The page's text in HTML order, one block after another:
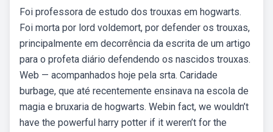
Foi professora de estudo dos trouxas em hogwarts.
Foi morta por lord voldemort, por defender os trouxas,
principalmente em decorrência da escrita de um artigo
para o profeta diário defendendo os nascidos trouxas.
Web — acompanhados hoje pela srta. Caridade
burbage, que até recentemente ensinava na escola de
magia e bruxaria de hogwarts. Webin fact, we wouldn’t
have the powerful harry potter if it weren’t for the